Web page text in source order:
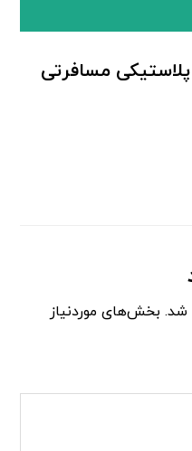
مسافرتی
شد. بخش‌های موردنیاز